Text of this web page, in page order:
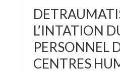
L’INTATION
PERSONNEL
CENTRES